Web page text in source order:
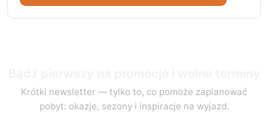
Krótki newsletter — tylko to, co pomoże zaplanować
pobyt: okazje, sezony i inspiracje na wyjazd.